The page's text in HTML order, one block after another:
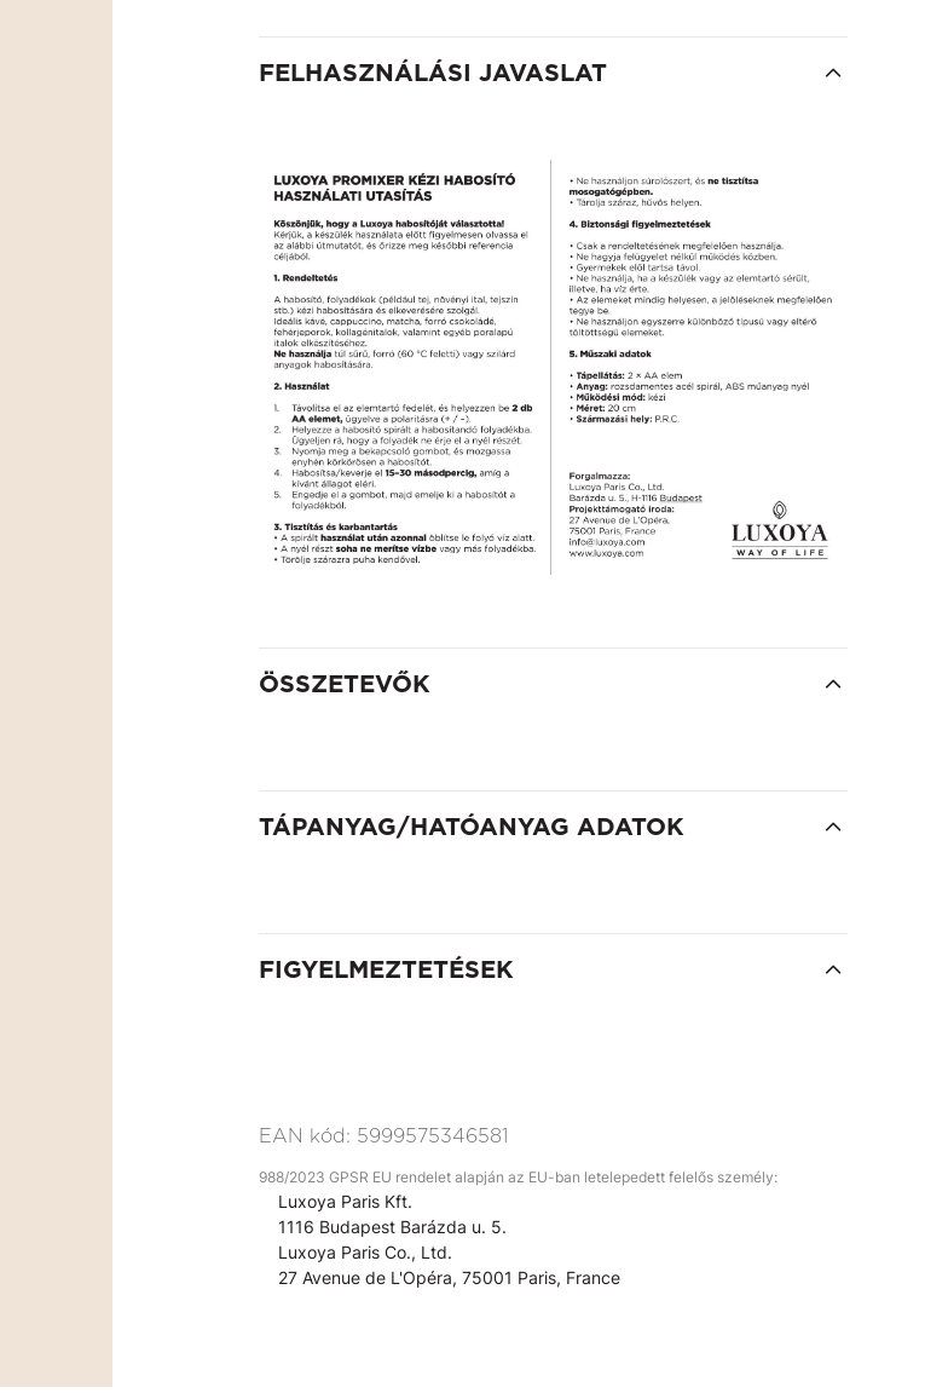
FELHASZNÁLÁSI JAVASLAT
ÖSSZETEVŐK
TÁPANYAG/HATÓANYAG ADATOK
FIGYELMEZTETÉSEK
EAN kód: 5999575346581
988/2023 GPSR EU rendelet alapján az EU-ban letelepedett felelős személy:
Luxoya Paris Kft.
1116 Budapest Barázda u. 5.
Luxoya Paris Co., Ltd.
27 Avenue de L'Opéra, 75001 Paris, France